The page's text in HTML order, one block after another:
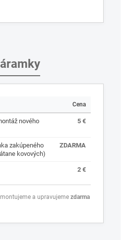
Cena
nového
5 €
zakúpeného
kovových)
ZDARMA
2 €
a upravujeme zdarma